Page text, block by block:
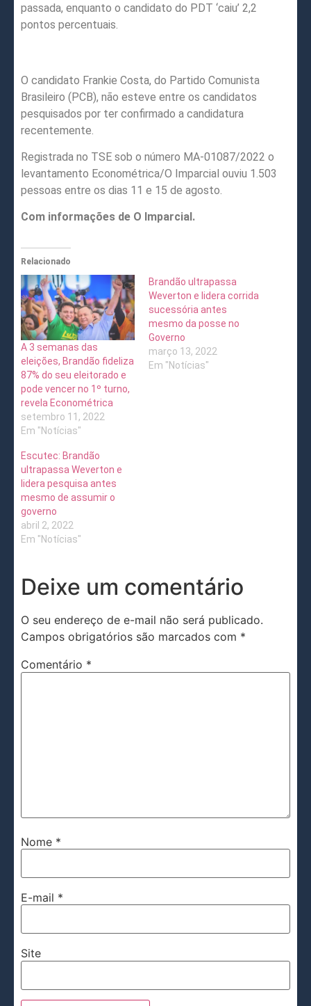
passada, enquanto o candidato do PDT ‘caiu’ 2,2
pontos percentuais.
O candidato Frankie Costa, do Partido Comunista
Brasileiro (PCB), não esteve entre os candidatos
pesquisados por ter confirmado a candidatura
recentemente.
Registrada no TSE sob o número MA-01087/2022 o
levantamento Econométrica/O Imparcial ouviu 1.503
pessoas entre os dias 11 e 15 de agosto.
Com informações de O Imparcial.
Relacionado
A 3 semanas das
eleições, Brandão fideliza
87% do seu eleitorado e
pode vencer no 1º turno,
revela Econométrica
setembro 11, 2022
Em "Notícias"
Brandão ultrapassa
Weverton e lidera corrida
sucessória antes
mesmo da posse no
Governo
março 13, 2022
Em "Notícias"
Escutec: Brandão
ultrapassa Weverton e
lidera pesquisa antes
mesmo de assumir o
governo
abril 2, 2022
Em "Notícias"
Deixe um comentário
O seu endereço de e-mail não será publicado.
Campos obrigatórios são marcados com *
Comentário *
Nome *
E-mail *
Site